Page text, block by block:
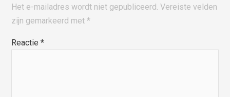
Het e-mailadres wordt niet gepubliceerd. Vereiste velden
zijn gemarkeerd met*
Reactie*